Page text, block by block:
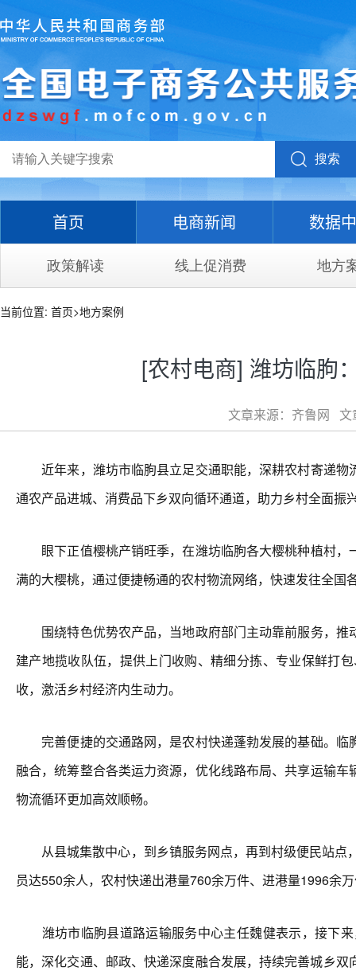
搜索
首页 电商新闻 数据
政策解读 线上促消费 地方
当前位置: 首页>地方案例
[农村电商] 潍坊临朐
文章来源：齐鲁网
近年来，潍坊市临朐县立足交通职能，深耕农村寄递物
通农产品进城、消费品下乡双向循环通道，助力乡村全面振
眼下正值樱桃产销旺季，在潍坊临朐各大樱桃种植村，
满的大樱桃，通过便捷畅通的农村物流网络，快速发往全国
围绕特色优势农产品，当地政府部门主动靠前服务，推
建产地揽收队伍，提供上门收购、精细分拣、专业保鲜打
收，激活乡村经济内生动力。
完善便捷的交通路网，是农村快递蓬勃发展的基础。临
融合，统筹整合各类运力资源，优化线路布局、共享运输
物流循环更加高效顺畅。
从县城集散中心，到乡镇服务网点，再到村级便民站点
员达550余人，农村快递出港量760余万件、进港量1996余
潍坊市临朐县道路运输服务中心主任魏健表示，接下来
能，深化交通、邮政、快递深度融合发展，持续完善城乡